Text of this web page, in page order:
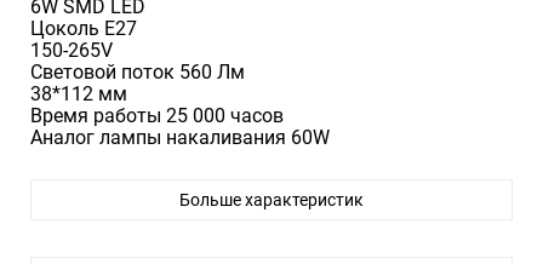
6W SMD LED
Цоколь Е27
150-265V
Световой поток 560 Лм
38*112 мм
Время работы 25 000 часов
Аналог лампы накаливания 60W
Больше характеристик